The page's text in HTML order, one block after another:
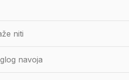
niti
navoja